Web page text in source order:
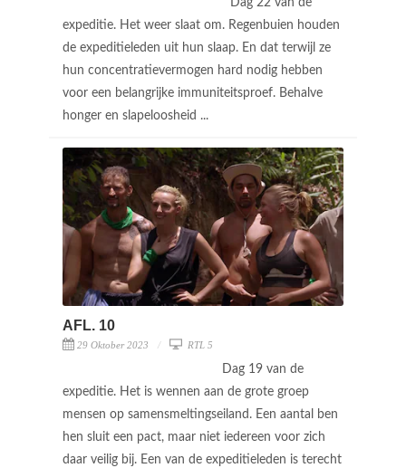
expeditie. Het weer slaat om. Regenbuien houden
de expeditieleden uit hun slaap. En dat terwijl ze
hun concentratievermogen hard nodig hebben
voor een belangrijke immuniteitsproef. Behalve
honger en slapeloosheid ...
AFL. 10
29 Oktober 2023 RTL 5
Dag 19 van de
expeditie. Het is wennen aan de grote groep
mensen op samensmeltingseiland. Een aantal ben
hen sluit een pact, maar niet iedereen voor zich
daar veilig bij. Een van de expeditieleden is terecht